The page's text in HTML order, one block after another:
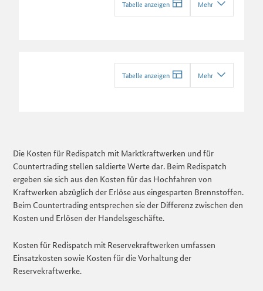
Tabelle anzeigen Mehr
Tabelle anzeigen Mehr
Die Kosten für Redispatch mit Marktkraftwerken und für
Countertrading stellen saldierte Werte dar. Beim Redispatch
ergeben sie sich aus den Kosten für das Hochfahren von
Kraftwerken abzüglich der Erlöse aus eingesparten Brennstoffen.
Beim Countertrading entsprechen sie der Differenz zwischen den
Kosten und Erlösen der Handelsgeschäfte.
Kosten für Redispatch mit Reservekraftwerken umfassen
Einsatzkosten sowie Kosten für die Vorhaltung der
Reservekraftwerke.